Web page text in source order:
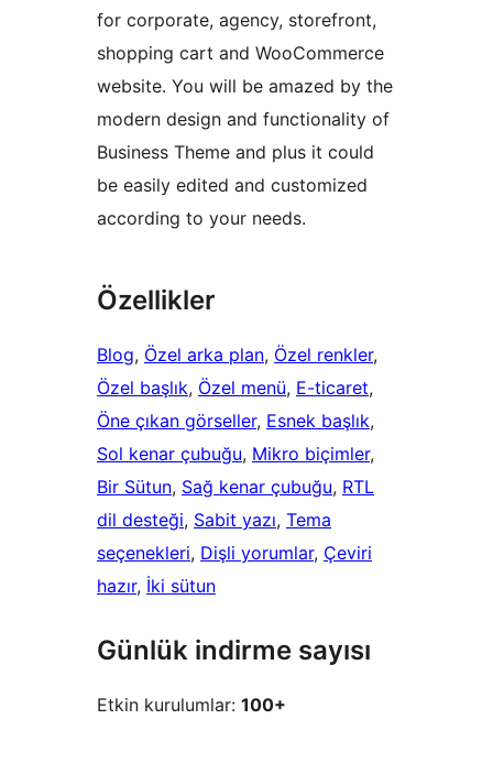
for corporate, agency, storefront,
shopping cart and WooCommerce
website. You will be amazed by the
modern design and functionality of
Business Theme and plus it could
be easily edited and customized
according to your needs.
Özellikler
Blog, Özel arka plan, Özel renkler
Özel başlık, Özel menü, E-ticaret
Öne çıkan görseller, Esnek başlık
Sol kenar çubuğu, Mikro biçimler
Bir Sütun, Sağ kenar çubuğu, RTL
dil desteği, Sabit yazı, Tema
seçenekleri, Dişli yorumlar, Çeviri
hazır, İki sütun
Günlük indirme sayısı
Etkin kurulumlar: 100+